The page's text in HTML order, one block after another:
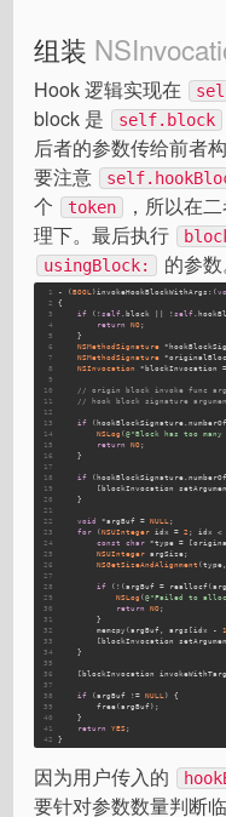
组装
Hook 逻辑实现在
block 是
self.block
后者的参数传给前者
要注意
个
token
，所以在
理下。最后执行
usingBlock: 的参数
1
2
3
4
5
6
7
8
9
10
11
12
13
14
15
16
17
18
19
20
21
22
23
24
25
26
27
28
29
30
31
32
33
34
35
36
37
38
39
40
41
42
- (BOOL )invokeHookBlockWithArgs:(
{
if
(!self .block || !self
return
NO;
    }
NSMethodSignature
NSMethodSignature
NSInvocation
*blockInvocation
// origin block invoke func
// hook block signature
if
NSLog (@"Block has too
return
NO;
    }
if
[blockInvocation
    }
void *argBuf = NULL ;
for (NSUInteger idx = 2 ; idx <
const
char *type =
NSUInteger argSize;
NSGetSizeAndAlignment
if
(!(argBuf =
NSLog (@"Failed to
return
NO;
        }
        memcpy(argBuf, args[idx -
1
[blockInvocation
    }
[blockInvocation
if (argBuf != NULL ) {
        free(argBuf);
    }
return
YES ;
}
因为用户传入的
要针对参数数量判断临